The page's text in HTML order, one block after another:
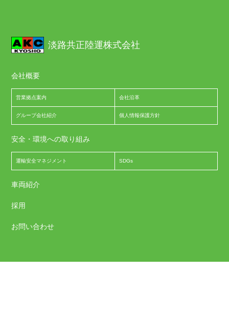
淡路共正陸運株式会社
会社概要
営業拠点案内 会社沿革
グループ会社紹介 個人情報保護方針
安全・環境への取り組み
運輸安全マネジメント SDGs
車両紹介
採用
お問い合わせ